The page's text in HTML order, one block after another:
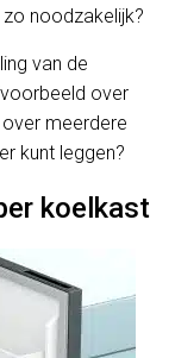
noodzakelijk?
van de
over
over meerdere
kunt leggen?
koelkast